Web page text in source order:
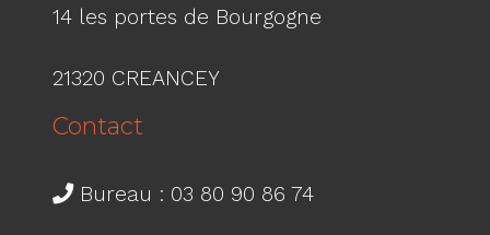
14 les portes de Bourgogne
21320 CREANCEY
Contact
Bureau : 03 80 90 86 74